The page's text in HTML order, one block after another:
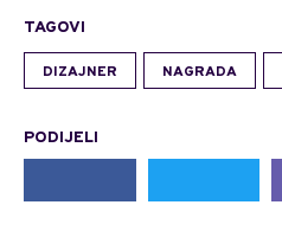
TAGOVI
DIZAJNER NAGRADA
PODIJELI